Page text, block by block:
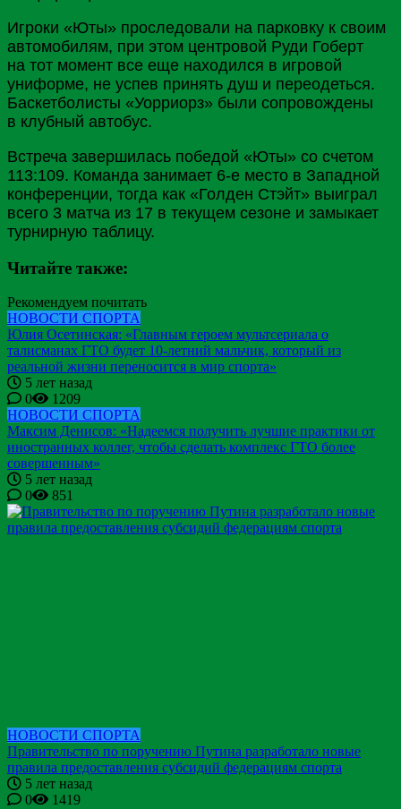
Игроки «Юты» проследовали на парковку к своим
автомобилям, при этом центровой Руди Гоберт
на тот момент все еще находился в игровой
униформе, не успев принять душ и переодеться.
Баскетболисты «Уорриорз» были сопровождены
в клубный автобус.
Встреча завершилась победой «Юты» со счетом
113:109. Команда занимает 6-е место в Западной
конференции, тогда как «Голден Стэйт» выиграл
всего 3 матча из 17 в текущем сезоне и замыкает
турнирную таблицу.
Читайте также:
Рекомендуем почитать
НОВОСТИ СПОРТА
Юлия Осетинская: «Главным героем мультсериала о
талисманах ГТО будет 10-летний мальчик, который из
реальной жизни переносится в мир спорта»
5 лет назад
0
1209
НОВОСТИ СПОРТА
Максим Денисов: «Надеемся получить лучшие практики от
иностранных коллег, чтобы сделать комплекс ГТО более
совершенным»
5 лет назад
0
851
НОВОСТИ СПОРТА
Правительство по поручению Путина разработало новые
правила предоставления субсидий федерациям спорта
5 лет назад
0
1419